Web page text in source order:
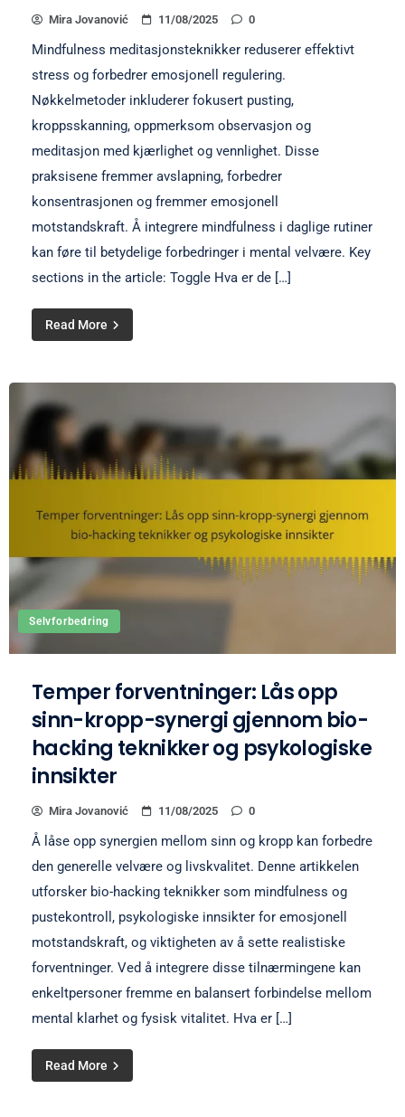
Mira Jovanović 11/08/2025 0
Mindfulness meditasjonsteknikker reduserer effektivt
stress og forbedrer emosjonell regulering.
Nøkkelmetoder inkluderer fokusert pusting,
kroppsskanning, oppmerksom observasjon og
meditasjon med kjærlighet og vennlighet. Disse
praksisene fremmer avslapning, forbedrer
konsentrasjonen og fremmer emosjonell
motstandskraft. Å integrere mindfulness i daglige rutiner
kan føre til betydelige forbedringer i mental velvære. Key
sections in the article: Toggle Hva er de […]
Read More
Selvforbedring
Temper forventninger: Lås opp
sinn-kropp-synergi gjennom bio-
hacking teknikker og psykologiske
innsikter
Mira Jovanović 11/08/2025 0
Å låse opp synergien mellom sinn og kropp kan forbedre
den generelle velvære og livskvalitet. Denne artikkelen
utforsker bio-hacking teknikker som mindfulness og
pustekontroll, psykologiske innsikter for emosjonell
motstandskraft, og viktigheten av å sette realistiske
forventninger. Ved å integrere disse tilnærmingene kan
enkeltpersoner fremme en balansert forbindelse mellom
mental klarhet og fysisk vitalitet. Hva er […]
Read More